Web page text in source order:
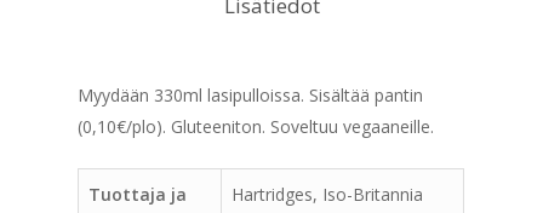
Myydään 330ml lasipulloissa. Sisältää pantin
(0,10€/plo). Gluteeniton. Soveltuu vegaaneille.
Tuottaja ja
Hartridges, Iso-Britannia